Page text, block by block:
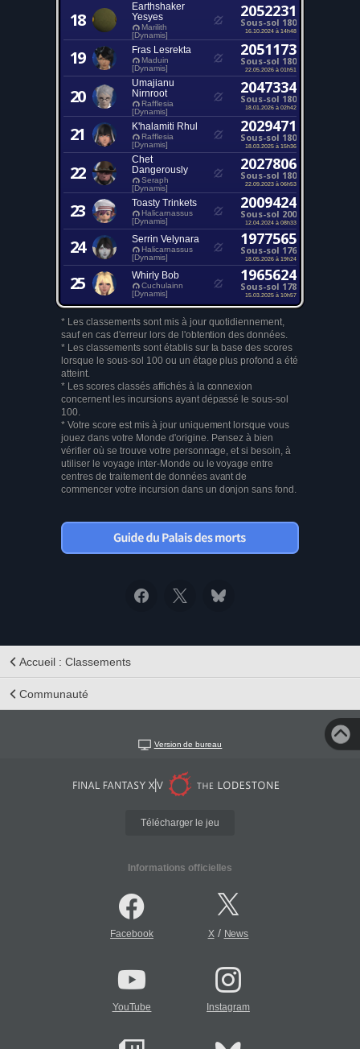
18
Earthshaker
Yesyes
Marilith
[Dynamis]
2052231
Sous-sol 180
16.10.2024 à 14h48
19 Fras Lesrekta
Maduin
[Dynamis]
2051173
Sous-sol 180
22.05.2026 à 01h51
20
Umajianu
Nirnroot
Rafflesia
[Dynamis]
2047334
Sous-sol 180
18.01.2026 à 02h42
21 K'halamiti Rhul
Rafflesia
[Dynamis]
2029471
Sous-sol 180
18.03.2025 à 15h36
22
Chet
Dangerously
Seraph
[Dynamis]
2027806
Sous-sol 180
22.09.2023 à 06h53
23 Toasty Trinkets
Halicarnassus
[Dynamis]
2009424
Sous-sol 200
12.04.2024 à 08h33
24 Serrin Velynara
Halicarnassus
[Dynamis]
1977565
Sous-sol 176
18.05.2026 à 19h24
25 Whirly Bob
Cuchulainn
[Dynamis]
1965624
Sous-sol 178
15.03.2025 à 10h57
* Les classements sont mis à jour quotidiennement,
sauf en cas d'erreur lors de l'obtention des données.
* Les classements sont établis sur la base des scores
lorsque le sous-sol 100 ou un étage plus profond a été
atteint.
* Les scores classés affichés à la connexion
concernent les incursions ayant dépassé le sous-sol
100.
* Votre score est mis à jour uniquement lorsque vous
jouez dans votre Monde d'origine. Pensez à bien
vérifier où se trouve votre personnage, et si besoin, à
utiliser le voyage inter-Monde ou le voyage entre
centres de traitement de données avant de
commencer votre incursion dans un donjon sans fond.
Accueil : Classements
Communauté
Version de bureau
Télécharger le jeu
Informations officielles
Facebook X/ News
YouTube Instagram